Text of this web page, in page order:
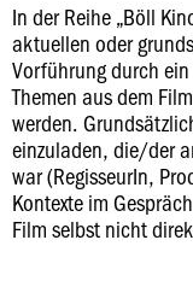
In der Reihe „Böll
aktuellen oder
Vorführung durch
Themen aus dem
werden.
einzuladen, die/der
war (RegisseurIn,
Kontexte im
Film selbst nicht